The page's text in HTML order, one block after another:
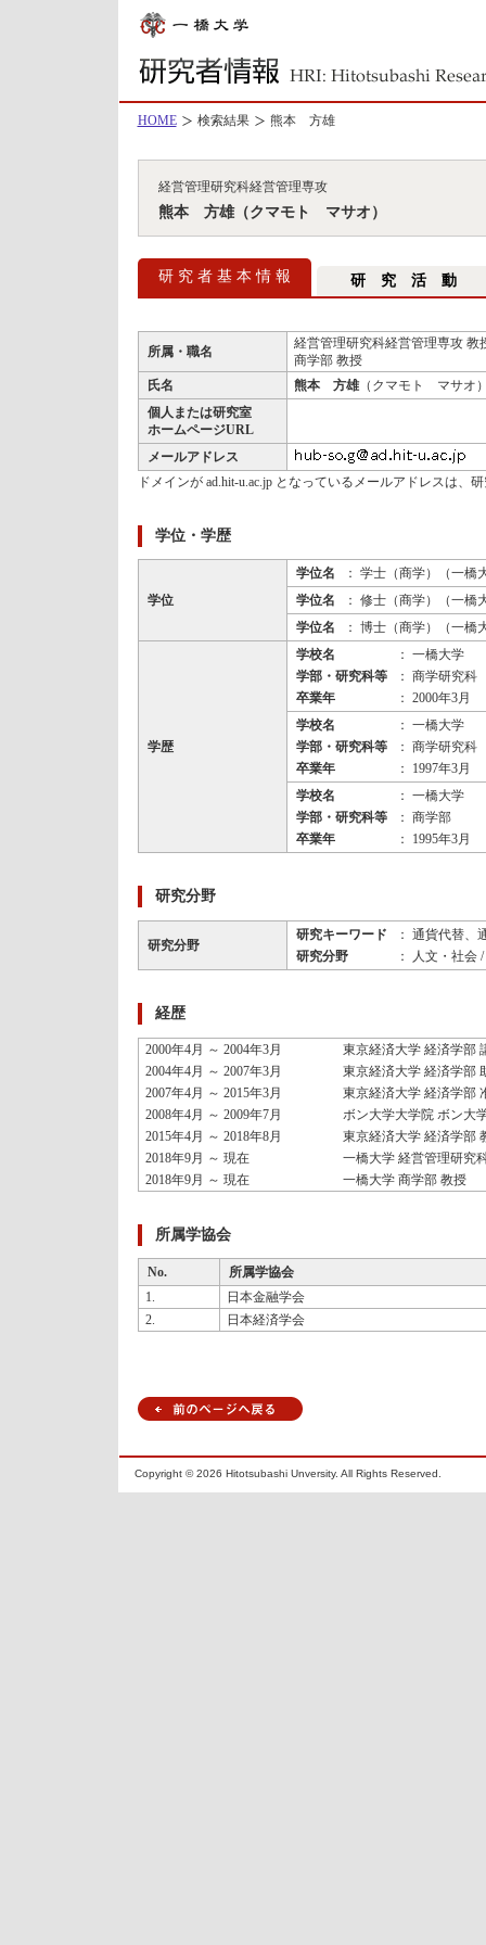
HOME 検索結果 熊本 方雄
経営管理研究科経営管理専攻
熊本 方雄（クマモト マサオ）
研 究 者 基 本 情 報 研 究 活 動
所属・職名
経営管理研究科経営管理専攻 教
商学部 教授
氏名
熊本 方雄（クマモト マサオ
個人または研究室
ホームページURL
メールアドレス
ドメインが ad.hit-u.ac.jp となっているメールアドレスは、
学位・学歴
学位
学位名
： 学士（商学）（一橋
学位名
： 修士（商学）（一橋
学位名
： 博士（商学）（一橋
学歴
学校名
： 一橋大学
学部・研究科等
： 商学研究科
卒業年
： 2000年3月
学校名
： 一橋大学
学部・研究科等
： 商学研究科
卒業年
： 1997年3月
学校名
： 一橋大学
学部・研究科等
： 商学部
卒業年
： 1995年3月
研究分野
研究分野
研究キーワード
： 通貨代替、
研究分野
： 人文・社会
経歴
2000年4月 ～ 2004年3月
東京経済大学 経済学部
2004年4月 ～ 2007年3月
東京経済大学 経済学部
2007年4月 ～ 2015年3月
東京経済大学 経済学部
2008年4月 ～ 2009年7月
ボン大学大学院 ボン大
2015年4月 ～ 2018年8月
東京経済大学 経済学部
2018年9月 ～ 現在
一橋大学 経営管理研究
2018年9月 ～ 現在
一橋大学 商学部 教授
所属学協会
No.
所属学協会
1.
日本金融学会
2.
日本経済学会
Copyright ©2026 Hitotsubashi Unversity. All Rights Reserved.